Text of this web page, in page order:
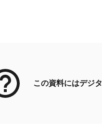
この資料にはデジ